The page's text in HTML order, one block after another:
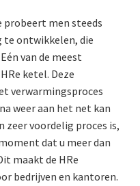
probeert men steeds
te ontwikkelen, die
van de meest
ketel. Deze
verwarmingsproces
weer aan het net kan
zeer voordelig proces is,
dat u meer dan
maakt de HRe
bedrijven en kantoren.